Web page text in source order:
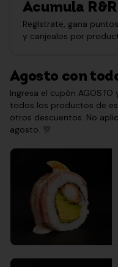
Acumula
Regístrate, gana
y canjealos por
Agosto con
Ingresa el cupón
todos los productos de
otros descuentos. No
agosto. 🎊